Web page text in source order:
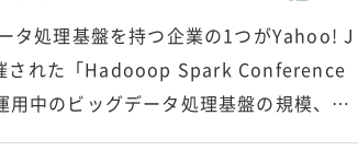
タ処理基盤を持つ企業の1つがYahoo! J
された「Hadooop Spark Conference
中のビッグデータ処理基盤の規模、…